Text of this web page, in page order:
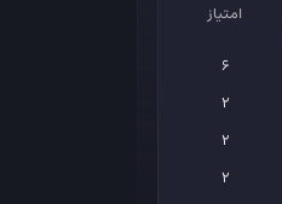
امتیاز
6
2
2
2